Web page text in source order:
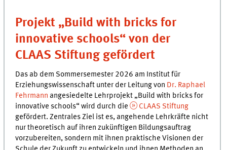
Projekt „Build with bricks for
innovative schools“ von der
CLAAS Stiftung gefördert
Das ab dem Sommersemester 2026 am Institut für
Erziehungswissenschaft unter der Leitung von Dr. Raphael
Fehrmann angesiedelte Lehrprojekt „Build with bricks for
innovative schools“ wird durch die
CLAAS Stiftung
gefördert. Zentrales Ziel ist es, angehende Lehrkräfte nicht
nur theoretisch auf ihren zukünftigen Bildungsauftrag
vorzubereiten, sondern mit ihnen praktische Visionen der